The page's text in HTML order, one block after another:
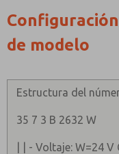
de modelo
Estructura del
35 7 3 B 2632 W
| | - Voltaje: W=24